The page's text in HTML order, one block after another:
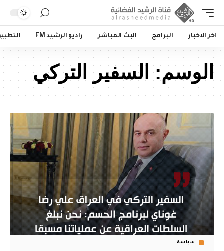
اخر الاخبار البرامج البث المباشر راديو الرشيد FM
الوسم: السفير التركي
سياسة